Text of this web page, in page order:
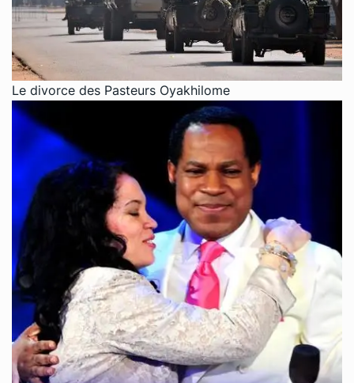
Le divorce des Pasteurs Oyakhilome